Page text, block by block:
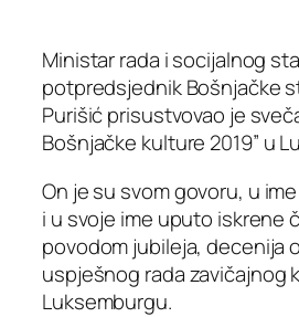
Ministar rada i socijalnog
potpredsjednik Bošnjačke
Purišić prisustvovao je
Bošnjačke kulture 2019” u
On je su svom govoru, u
i u svoje ime uputo iskrene
povodom jubileja, decenija
uspješnog rada zavičajnog
Luksemburgu.